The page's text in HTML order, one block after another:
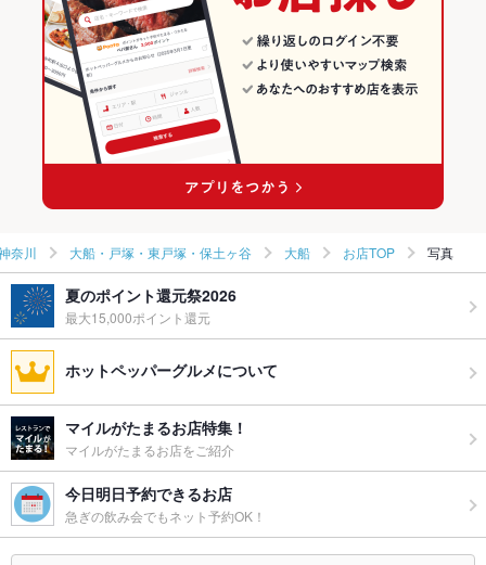
大船のグルメランキング
大船のダイニングバー・バルランキング
奈川 大船・戸塚・東戸塚・保土ヶ谷 大船 お店TOP 写真
夏のポイント還元祭2026
最大15,000ポイント還元
ホットペッパーグルメについて
マイルがたまるお店特集！
マイルがたまるお店をご紹介
今日明日予約できるお店
急ぎの飲み会でもネット予約OK！